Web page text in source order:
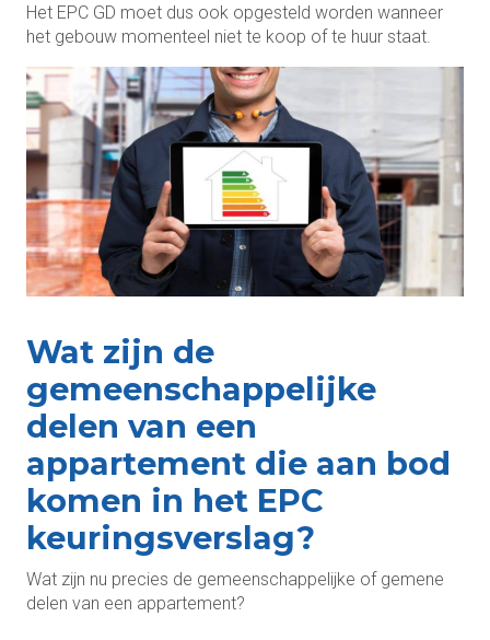
Het EPC GD moet dus ook opgesteld worden wanneer
het gebouw momenteel niet te koop of te huur staat.
Wat zijn de
gemeenschappelijke
delen van een
appartement die aan bod
komen in het EPC
keuringsverslag?
Wat zijn nu precies de gemeenschappelijke of gemene
delen van een appartement?